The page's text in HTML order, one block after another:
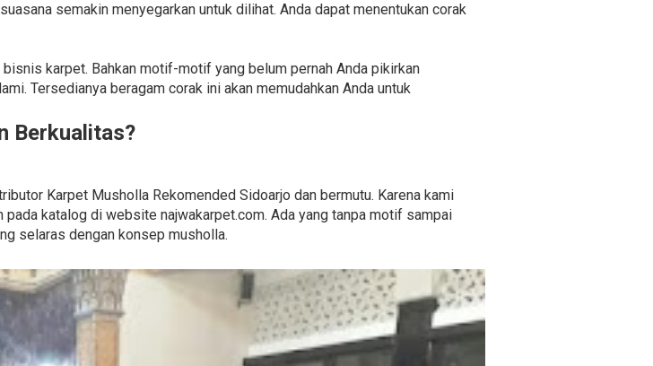
semakin menyegarkan untuk dilihat. Anda dapat menentukan corak
karpet. Bahkan motif-motif yang belum pernah Anda pikirkan
Tersedianya beragam corak ini akan memudahkan Anda untuk
Berkualitas?
Karpet Musholla Rekomended Sidoarjo dan bermutu. Karena kami
katalog di website najwakarpet.com. Ada yang tanpa motif sampai
selaras dengan konsep musholla.